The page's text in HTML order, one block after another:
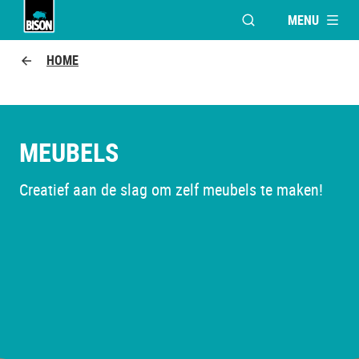
VENSTER OPENEN
MENU
HOME
MEUBELS
Creatief aan de slag om zelf meubels te maken!